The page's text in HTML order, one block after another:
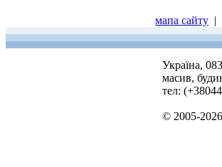
мапа сайту |
Україна,
масив,
тел:
© 2005-